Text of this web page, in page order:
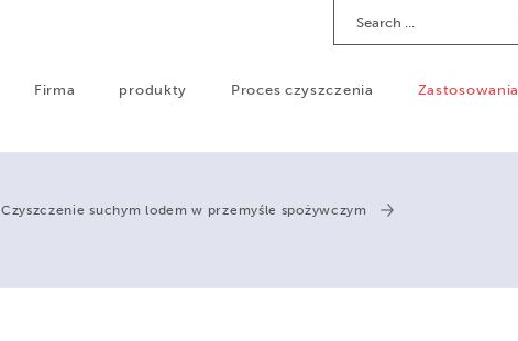
Firma produkty Proces czyszczenia Zastosowania
Czyszczenie suchym lodem w przemyśle spożywczym